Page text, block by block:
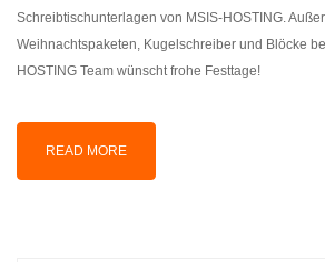
Schreibtischunterlagen von MSIS-HOSTING.
Weihnachtspaketen, Kugelschreiber und Blöcke
HOSTING Team wünscht frohe Festtage!
READ MORE